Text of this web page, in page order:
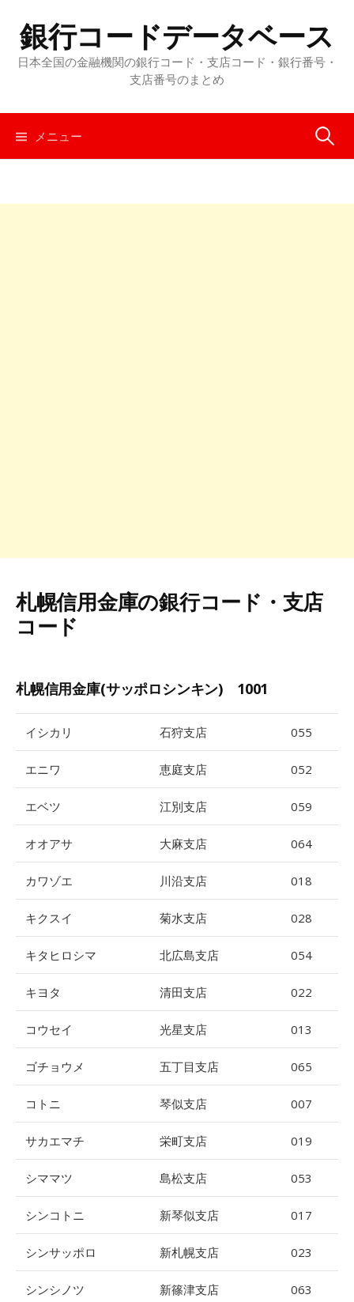
へ
キ
プ
銀行コードデータベース
日本全国の金融機関の銀行コード・支店コード・銀行番号・
支店番号のまとめ
メニュー 検
札幌信用金庫の銀行コード・支店
コード
札幌信用金庫(サッポロシンキン) 1001
イシカリ 石狩支店 055
エニワ 恵庭支店 052
エベツ 江別支店 059
オオアサ 大麻支店 064
カワゾエ 川沿支店 018
キクスイ 菊水支店 028
キタヒロシマ 北広島支店 054
キヨタ 清田支店 022
コウセイ 光星支店 013
ゴチョウメ 五丁目支店 065
コトニ 琴似支店 007
サカエマチ 栄町支店 019
シママツ 島松支店 053
シンコトニ 新琴似支店 017
シンサッポロ 新札幌支店 023
シンシノツ 新篠津支店 063